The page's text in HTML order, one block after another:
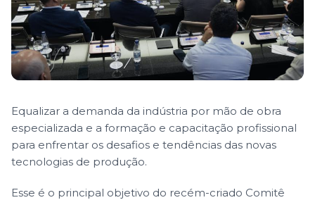
Equalizar a demanda da indústria por mão de obra
especializada e a formação e capacitação profissional
para enfrentar os desafios e tendências das novas
tecnologias de produção.
Esse é o principal objetivo do recém-criado Comitê